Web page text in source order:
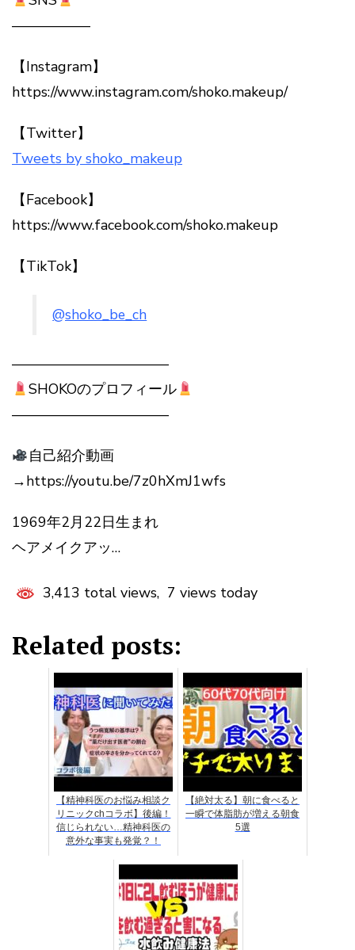
—————–
【Instagram】
https://www.instagram.com/shoko.makeup/
【Twitter】
Tweets by shoko_makeup
【Facebook】
https://www.facebook.com/shoko.makeup
【TikTok】
@shoko_be_ch
———————————
SHOKOのプロフィール
———————————
自己紹介動画
→https://youtu.be/7z0hXmJ1wfs
1969年2月22日生まれ
ヘアメイクアッ…
3,413 total views, 7 views today
Related posts:
【精神科医のお悩み相談ク
リニックchコラボ】後編！
信じられない…精神科医の
意外な事実も発覚？！
【絶対太る】朝に食べると
一瞬で体脂肪が増える朝食
5選